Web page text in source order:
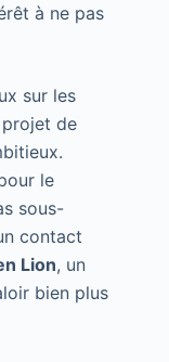
à ne pas
sur les
de
le
sous-
contact
Lion, un
bien plus